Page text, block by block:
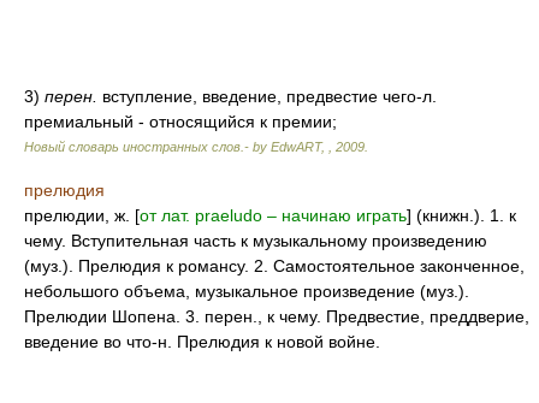
3) перен. вступление, введение, предвестие чего-л.
премиальный - относящийся к премии;
Новый словарь иностранных слов.- by EdwART, 2009
прелюдия
прелюдии, ж. [от лат. praeludo – начинаю играть] (книжн.). 1. к
чему. Вступительная часть к музыкальному произведению
(муз.). Прелюдия к романсу. 2. Самостоятельное законченное,
небольшого объема, музыкальное произведение (муз.).
Прелюдии Шопена. 3. перен., к чему. Предвестие, преддверие,
введение во что-н. Прелюдия к новой войне.